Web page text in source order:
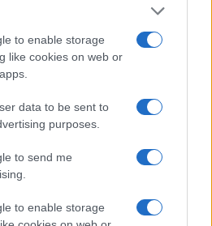
to enable storage
like cookies on web or
data to be sent to
purposes.
to send me
to enable storage
τραυματίες από